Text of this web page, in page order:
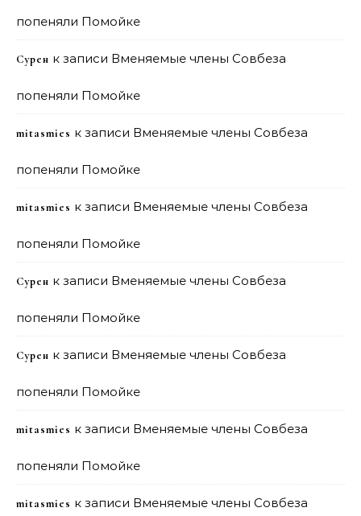
попеняли Помойке
Сурен к записи Вменяемые члены Совбеза
попеняли Помойке
mitasmies к записи Вменяемые члены Совбеза
попеняли Помойке
mitasmies к записи Вменяемые члены Совбеза
попеняли Помойке
Сурен к записи Вменяемые члены Совбеза
попеняли Помойке
Сурен к записи Вменяемые члены Совбеза
попеняли Помойке
mitasmies к записи Вменяемые члены Совбеза
попеняли Помойке
mitasmies к записи Вменяемые члены Совбеза